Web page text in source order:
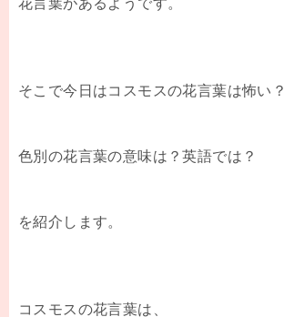
そこで今日はコスモスの花言葉は怖い？
色別の花言葉の意味は？英語では？
を紹介します。
コスモスの花言葉は、